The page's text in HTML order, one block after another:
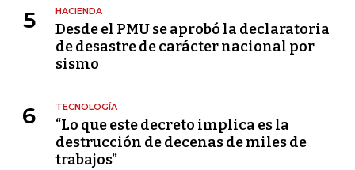
5 HACIENDA
Desde el PMU se aprobó la declaratoria
de desastre de carácter nacional por
sismo
6 TECNOLOGÍA
“Lo que este decreto implica es la
destrucción de decenas de miles de
trabajos”